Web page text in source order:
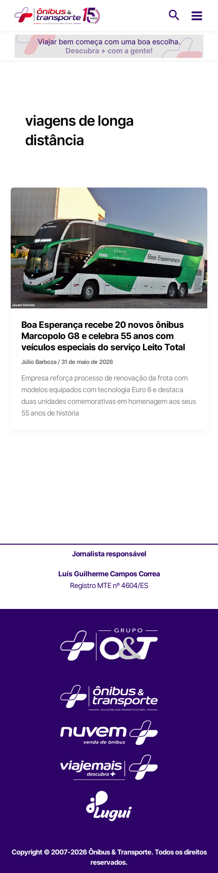
conteúdo
viagens de longa
distância
Boa Esperança recebe 20 novos ônibus
Marcopolo G8 e celebra 55 anos com
veículos especiais do serviço Leito Total
Júlio Barboza/31 de maio de 2026
Empresa reforça processo de renovação da frota com
modelos equipados com tecnologia Euro 6 e destaca
duas unidades comemorativas em homenagem aos seus
55 anos de história
Jornalista responsável
Luís Guilherme Campos Correa
Registro MTE nº 4604/ES
Copyright © 2007-2026 Ônibus & Transporte. Todos os direitos
reservados.